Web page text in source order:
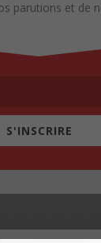
parutions et de
S'INSCRIRE